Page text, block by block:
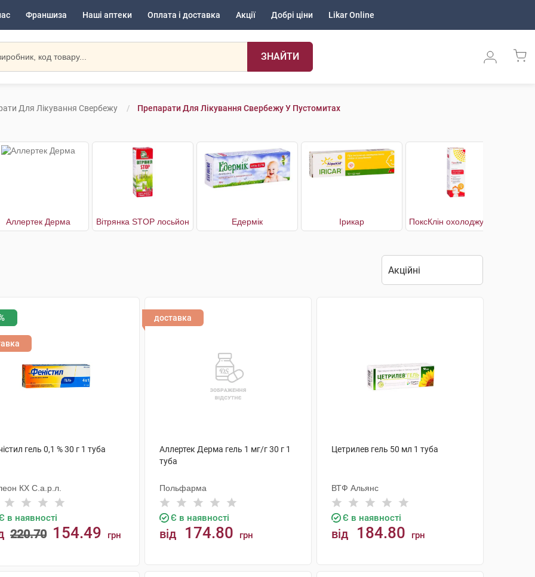
Франшиза Наші аптеки Оплата і доставка Акції Добрі ціни Likar Online
ЗНАЙТИ
Для Лікування Свербежу Препарати Для Лікування Свербежу У Пустомитах
Аллертек Дерма Вітрянка STOP лосьйон Едермік Ірикар
гель 0,1 % 30 г 1 туба
КХ С.а.р.л.
в наявності
220.70 154.49 грн
доставка
Аллертек Дерма гель 1 мг/г 30 г 1
туба
Польфарма
Є в наявності
від 174.80 грн
Цетрилев гель 50 мл 1 туба
ВТФ Альянс
Є в наявності
від 184.80 грн